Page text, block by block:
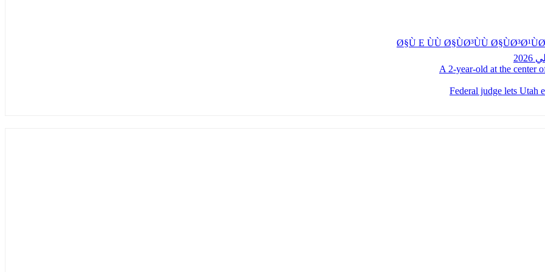
A 2-year-old at the center
Federal judge lets Utah